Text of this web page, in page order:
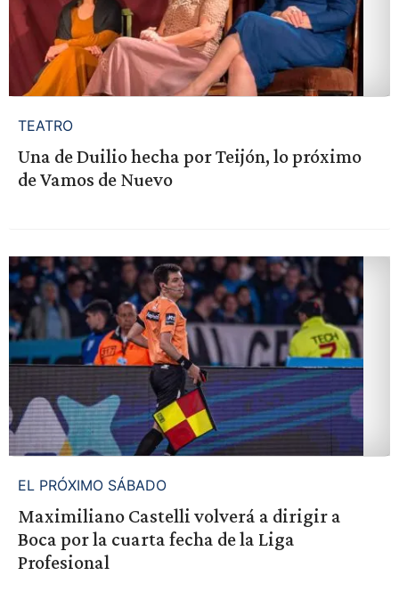
TEATRO
Una de Duilio hecha por Teijón, lo próximo
de Vamos de Nuevo
EL PRÓXIMO SÁBADO
Maximiliano Castelli volverá a dirigir a
Boca por la cuarta fecha de la Liga
Profesional